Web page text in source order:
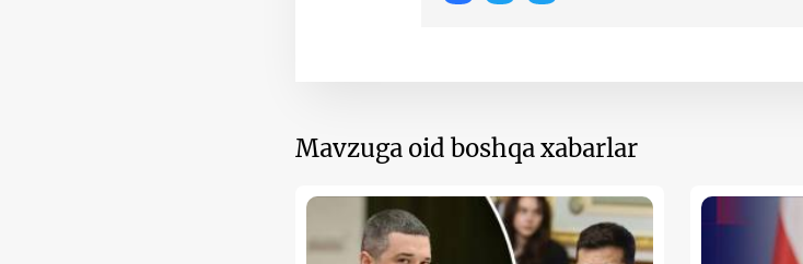
Mavzuga oid boshqa xabarlar